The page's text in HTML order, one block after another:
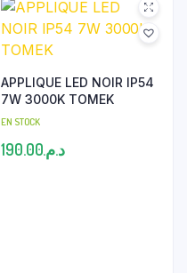
APPLIQUE LED NOIR IP54
7W 3000K TOMEK
EN STOCK
د.م.190.00